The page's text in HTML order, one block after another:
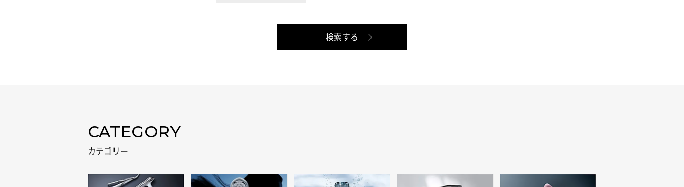
CATEGORY
カテゴリー